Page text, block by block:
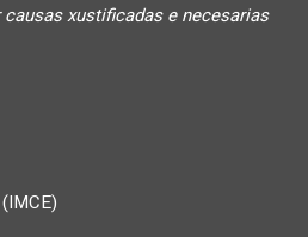
xustificadas e necesarias